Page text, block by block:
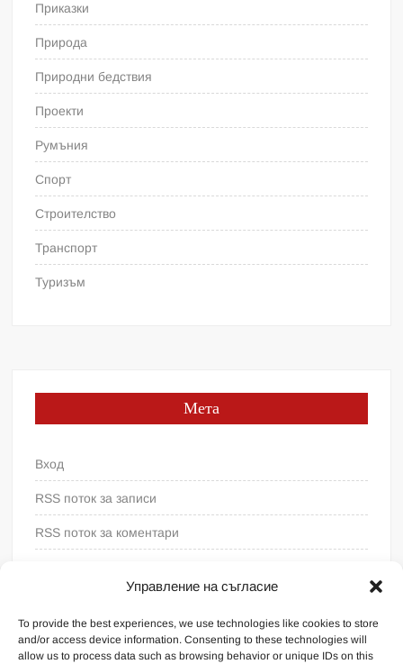
Управление на съгласие
To provide the best experiences, we use technologies like cookies to store
and/or access device information. Consenting to these technologies will
allow us to process data such as browsing behavior or unique IDs on this
Приказки
Природа
Природни бедствия
Проекти
Румъния
Спорт
Строителство
Транспорт
Туризъм
Мета
Вход
RSS поток за записи
RSS поток за коментари